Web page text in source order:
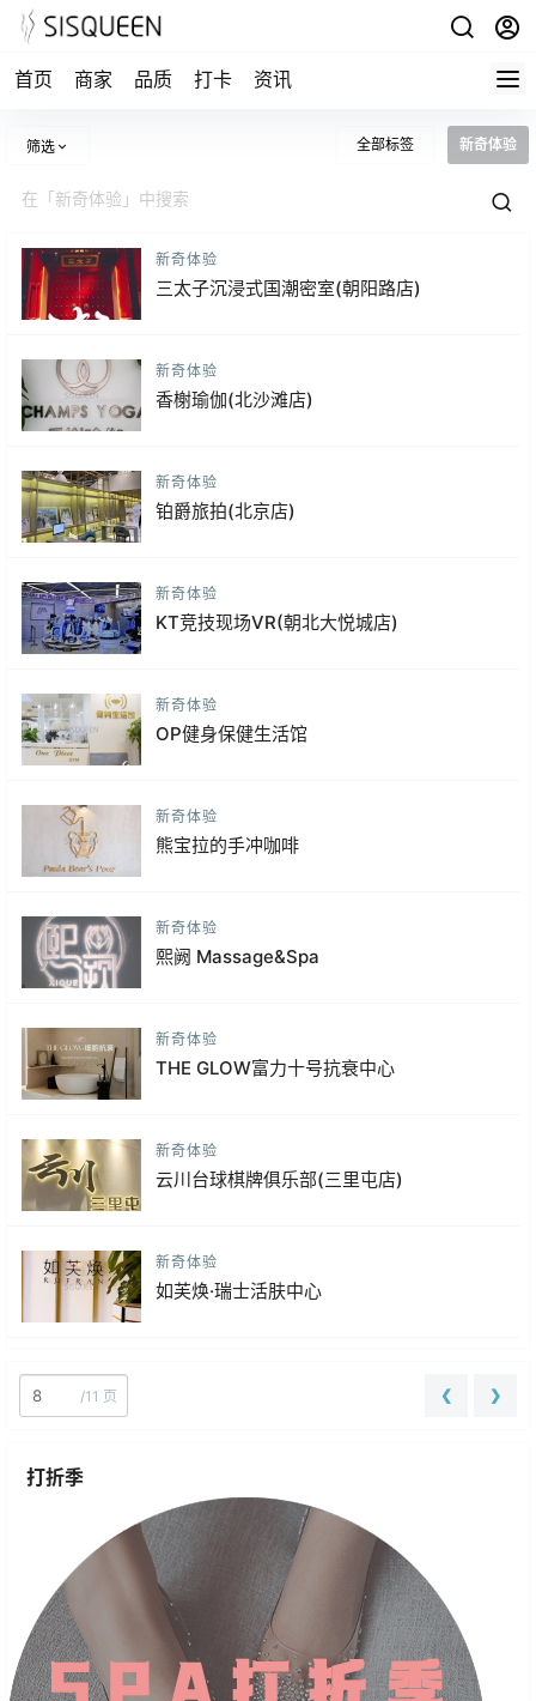
首页 商家 品质 打卡 资讯
筛选 全部标签 新奇体验
新奇体验
三太子沉浸式国潮密室(朝阳路店)
新奇体验
香榭瑜伽(北沙滩店)
新奇体验
铂爵旅拍(北京店)
新奇体验
KT竞技现场VR(朝北大悦城店)
新奇体验
OP健身保健生活馆
新奇体验
熊宝拉的手冲咖啡
新奇体验
熙阙 Massage&Spa
新奇体验
THE GLOW富力十号抗衰中心
新奇体验
云川台球棋牌俱乐部(三里屯店)
新奇体验
如芙焕·瑞士活肤中心
/11 页 ❮ ❯
打折季